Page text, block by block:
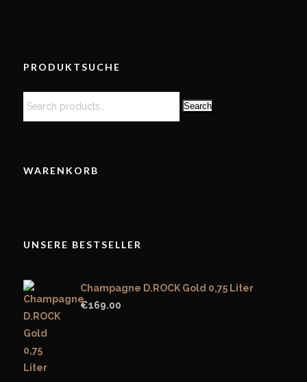
PRODUKTSUCHE
Search
WARENKORB
UNSERE BESTSELLER
Champagne D.ROCK Gold 0,75 Liter
€169.00